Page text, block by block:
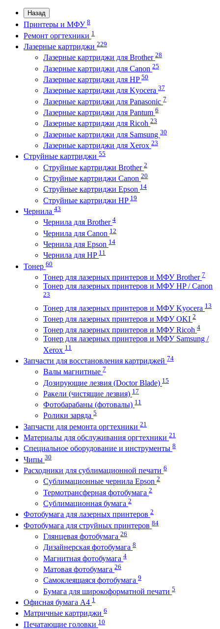
Назад
Принтеры и МФУ 8
Ремонт оргтехники 1
Лазерные картриджи 229
Лазерные картриджи для Brother 28
Лазерные картриджи для Canon 25
Лазерные картриджи для HP 50
Лазерные картриджи для Kyocera 37
Лазерные картриджи для Panasonic 7
Лазерные картриджи для Pantum 6
Лазерные картриджи для Ricoh 23
Лазерные картриджи для Samsung 30
Лазерные картриджи для Xerox 23
Струйные картриджи 55
Струйные картриджи Brother 2
Струйные картриджи Canon 20
Струйные картриджи Epson 14
Струйные картриджи HP 19
Чернила 43
Чернила для Brother 4
Чернила для Canon 12
Чернила для Epson 14
Чернила для HP 11
Тонер 60
Тонер для лазерных принтеров и МФУ Brother 7
Тонер для лазерных принтеров и МФУ HP / Canon
23
Тонер для лазерных принтеров и МФУ Kyocera 13
Тонер для лазерных принтеров и МФУ OKI 2
Тонер для лазерных принтеров и МФУ Ricoh 4
Тонер для лазерных принтеров и МФУ Samsung /
Xerox 11
Запчасти для восстановления картриджей 74
Валы магнитные 7
Дозирующие лезвия (Doctor Blade) 15
Ракели (чистящие лезвия) 17
Фотобарабаны (фотовалы) 11
Ролики заряда 5
Запчасти для ремонта оргтехники 21
Материалы для обслуживания оргтехники 21
Специальное оборудование и инструменты 8
Чипы 30
Расходники для сублимационной печати 6
Сублимационные чернила Epson 2
Термотрансферная фотобумага 2
Сублимационная бумага 2
Фотобумага для лазерных принтеров 2
Фотобумага для струйных принтеров 84
Глянцевая фотобумага 26
Дизайнерская фотобумага 8
Магнитная фотобумага 4
Матовая фотобумага 26
Самоклеящаяся фотобумага 9
Бумага для широкоформатной печати 5
Офисная бумага А4 1
Матричные картриджи 6
Печатающие головки 10